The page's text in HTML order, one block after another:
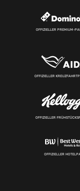
OFFIZIELLER PREMIUM-
OFFIZIELLER
OFFIZIELLER
OFFIZIELLER